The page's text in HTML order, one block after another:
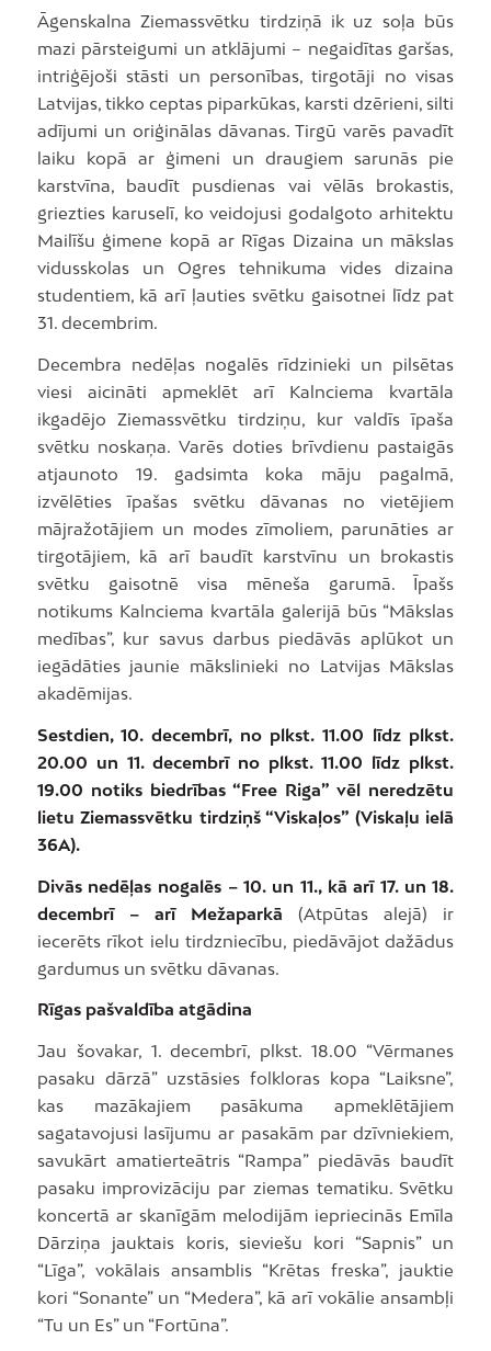
Āgenskalna Ziemassvētku tirdziņā ik uz soļa būs
mazi pārsteigumi un atklājumi – negaidītas garšas,
intriģējoši stāsti un personības, tirgotāji no visas
Latvijas, tikko ceptas piparkūkas, karsti dzērieni, silti
adījumi un oriģinālas dāvanas. Tirgū varēs pavadīt
laiku kopā ar ģimeni un draugiem sarunās pie
karstvīna, baudīt pusdienas vai vēlās brokastis,
griezties karuselī, ko veidojusi godalgoto arhitektu
Mailīšu ģimene kopā ar Rīgas Dizaina un mākslas
vidusskolas un Ogres tehnikuma vides dizaina
studentiem, kā arī ļauties svētku gaisotnei līdz pat
31. decembrim.
Decembra nedēļas nogalēs rīdzinieki un pilsētas
viesi aicināti apmeklēt arī Kalnciema kvartāla
ikgadējo Ziemassvētku tirdziņu, kur valdīs īpaša
svētku noskaņa. Varēs doties brīvdienu pastaigās
atjaunoto 19. gadsimta koka māju pagalmā,
izvēlēties īpašas svētku dāvanas no vietējiem
mājražotājiem un modes zīmoliem, parunāties ar
tirgotājiem, kā arī baudīt karstvīnu un brokastis
svētku gaisotnē visa mēneša garumā. Īpašs
notikums Kalnciema kvartāla galerijā būs “Mākslas
medības”, kur savus darbus piedāvās aplūkot un
iegādāties jaunie mākslinieki no Latvijas Mākslas
akadēmijas.
Sestdien, 10. decembrī, no plkst. 11.00 līdz plkst.
20.00 un 11. decembrī no plkst. 11.00 līdz plkst.
19.00 notiks biedrības “Free Riga” vēl neredzētu
lietu Ziemassvētku tirdziņš “Viskaļos” (Viskaļu ielā
36A).
Divās nedēļas nogalēs – 10. un 11., kā arī 17. un 18.
decembrī – arī Mežaparkā (Atpūtas alejā) ir
iecerēts rīkot ielu tirdzniecību, piedāvājot dažādus
gardumus un svētku dāvanas.
Rīgas pašvaldība atgādina
Jau šovakar, 1. decembrī, plkst. 18.00 “Vērmanes
pasaku dārzā” uzstāsies folkloras kopa “Laiksne”,
kas mazākajiem pasākuma apmeklētājiem
sagatavojusi lasījumu ar pasakām par dzīvniekiem,
savukārt amatierteātris “Rampa” piedāvās baudīt
pasaku improvizāciju par ziemas tematiku. Svētku
koncertā ar skanīgām melodijām iepriecinās Emīla
Dārziņa jauktais koris, sieviešu kori “Sapnis” un
“Līga”, vokālais ansamblis “Krētas freska”, jauktie
kori “Sonante” un “Medera”, kā arī vokālie ansambļi
“Tu un Es” un “Fortūna”.